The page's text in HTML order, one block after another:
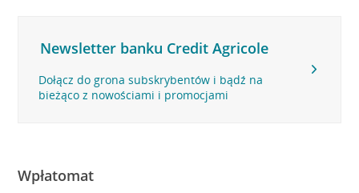
Newsletter banku Credit Agricole
Dołącz do grona subskrybentów i bądź na
bieżąco z nowościami i promocjami
Wpłatomat